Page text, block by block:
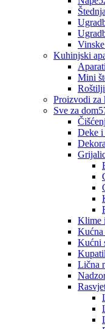
Kuhinjski
Mini
Roštilji
Proizvodi za
Sve za dom
Deke i
Klime
Kućna
Kućni
Lična